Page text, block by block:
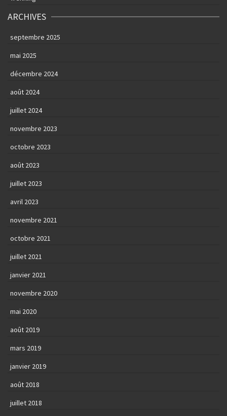
ARCHIVES
septembre 2025
mai 2025
décembre 2024
août 2024
juillet 2024
novembre 2023
octobre 2023
août 2023
juillet 2023
avril 2023
novembre 2021
octobre 2021
juillet 2021
janvier 2021
novembre 2020
mai 2020
août 2019
mars 2019
janvier 2019
août 2018
juillet 2018